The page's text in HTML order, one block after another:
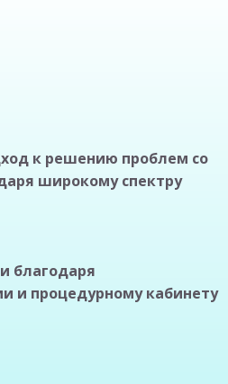
к решению проблем со
широкому спектру
благодаря
и процедурному кабинету